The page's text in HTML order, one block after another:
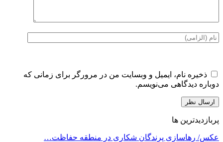
ذخیره نام، ایمیل و وبسایت من در مرورگر برای زمانی که
دوباره دیدگاهی می‌نویسم.
پربازدیدترین ها
عکس/ رهاسازی پرندگان شکاری در منطقه حفاظت…